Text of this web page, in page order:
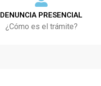
DENUNCIA PRESENCIAL
¿Cómo es el trámite?